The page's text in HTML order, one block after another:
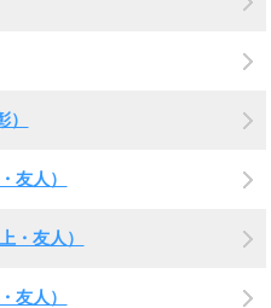
友人）
・友人）
友人）